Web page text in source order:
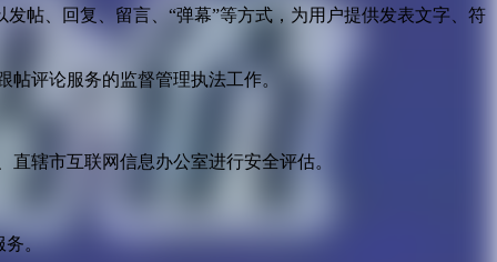
帖、回复、留言、“弹幕”等方式，为用户提供发表文字、符
评论服务的监督管理执法工作。
辖市互联网信息办公室进行安全评估。
。